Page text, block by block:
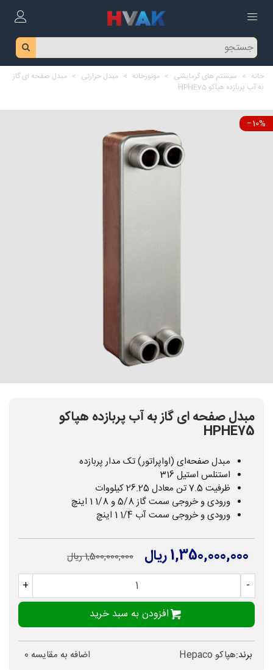
خانه > سیستم های گرمایشی > موتورخانه > مبدل حرارتی > مبدل صفحه ای گاز
به آب پربازده هپاکو HPHE75
‎−10%
مبدل صفحه ای گاز به آب پربازده هپاکو
HPHE75
مبدل صفحه‌ای (اواپراتور) تک مدار پربازده
استنلس استیل 316
ظرفیت 7.5 تن معادل 26.25 کیلووات
ورودی و خروجی سمت گاز 5/8 و 1/8 1 اینچ
ورودی و خروجی سمت آب 1/4 1 اینچ
1,350,000,000 ریال 1,500,000,000 ریال
-
+
افزودن به سبد خرید
برند:هپاکو Hepaco اضافه به مقایسه 0